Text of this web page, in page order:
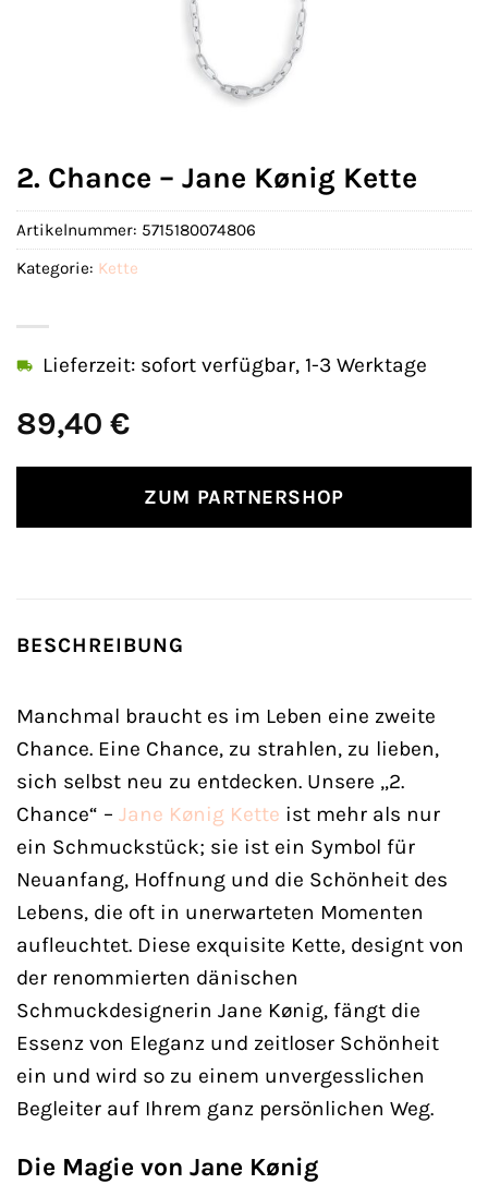
2. Chance – Jane Kønig Kette
89,40 €
Lieferzeit: sofort verfügbar, 1-3 Werktage
ZUM PARTNERSHOP
Artikelnummer: 5715180074806
Kategorie: Kette
BESCHREIBUNG
Manchmal braucht es im Leben eine zweite
Chance. Eine Chance, zu strahlen, zu lieben,
sich selbst neu zu entdecken. Unsere „2.
Chance“ – Jane Kønig Kette ist mehr als nur
ein Schmuckstück; sie ist ein Symbol für
Neuanfang, Hoffnung und die Schönheit des
Lebens, die oft in unerwarteten Momenten
aufleuchtet. Diese exquisite Kette, designt von
der renommierten dänischen
Schmuckdesignerin Jane Kønig, fängt die
Essenz von Eleganz und zeitloser Schönheit
ein und wird so zu einem unvergesslichen
Begleiter auf Ihrem ganz persönlichen Weg.
Die Magie von Jane Kønig